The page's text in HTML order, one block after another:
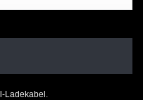
Ladekabel.